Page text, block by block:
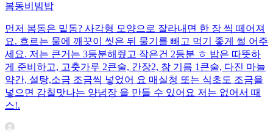
봄동비빔밥
먼저 봄동은 밑동? 사각형 모양으로 잘라내면 한 장 씩 떼어져
요. 흐르는 물에 깨끗이 씻은 뒤 물기를 빼고 먹기 좋게 썰 어주
세요. 저는 큰거는 3등분해줬고 작은건 2등분 ㅎ 밥은 따뜻하
게 준비하고, 고춧가루 2큰술, 간장2, 참 기름 1큰술, 다진 마늘
약간, 설탕,소금 조금씩 넣었어 요 매실청 또는 식초도 조금을
넣으면 감칠맛나는 양념장 을 만들 수 있어요 저는 없어서 때
스!.